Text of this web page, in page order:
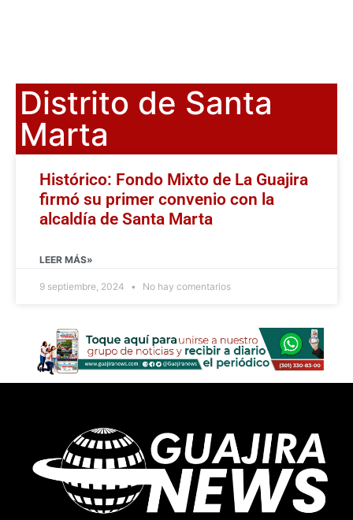
Distrito de Santa
Marta
Histórico: Fondo Mixto de La Guajira
firmó su primer convenio con la
alcaldía de Santa Marta
LEER MÁS»
9 septiembre, 2024 No hay comentarios